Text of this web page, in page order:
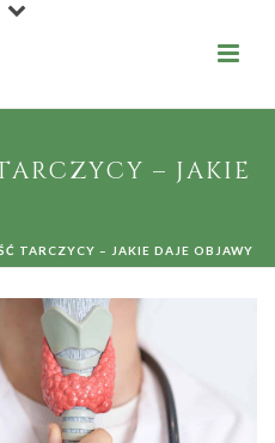
– JAKIE
TARCZYCY – JAKIE DAJE OBJAWY